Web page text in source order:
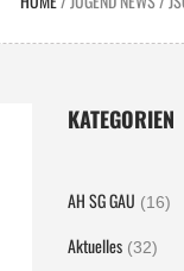
KATEGORIEN
AH SG GAU (16)
Aktuelles (32)